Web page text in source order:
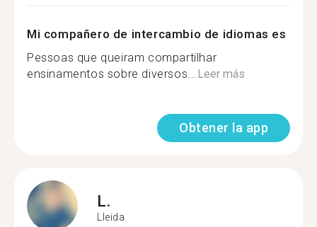
Mi compañero de intercambio de idiomas es
Pessoas que queiram compartilhar
ensinamentos sobre diversos...Leer más
Obtener la app
L.
Lleida